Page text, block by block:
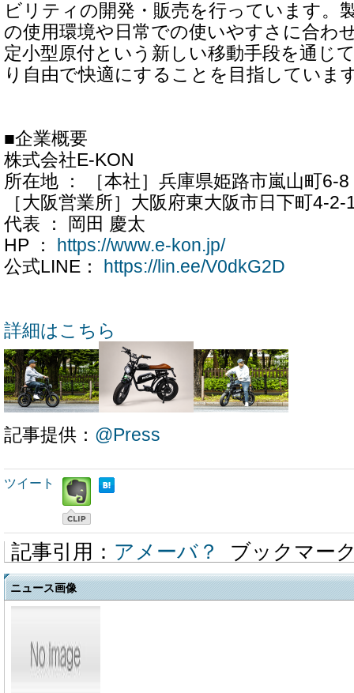
ビリティの開発・販売を行っています。
の使用環境や日常での使いやすさに合わ
定小型原付という新しい移動手段を通じ
り自由で快適にすることを目指していま
■企業概要
株式会社E-KON
所在地 ： ［本社］兵庫県姫路市嵐山町6-8
［大阪営業所］大阪府東大阪市日下町4-2-
代表 ： 岡田 慶太
HP ：
https://www.e-kon.jp/
公式LINE：
https://lin.ee/V0dkG2D
詳細はこちら
記事提供： @Press
ツイート
記事引用： アメーバ？ ブックマー
ニュース画像